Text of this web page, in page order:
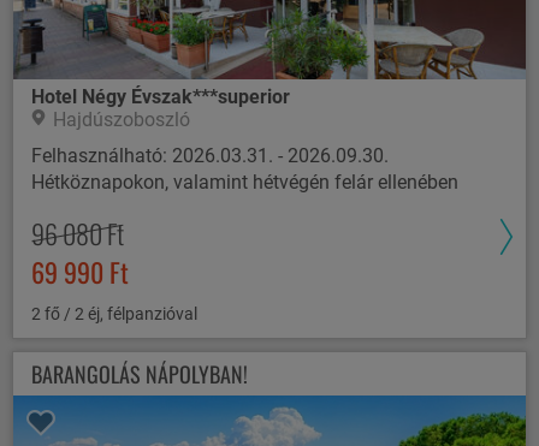
Hotel Négy Évszak***superior
Hajdúszoboszló
Felhasználható: 2026.03.31. - 2026.09.30.
Hétköznapokon, valamint hétvégén felár ellenében
96 080 Ft
69 990 Ft
2 fő / 2 éj, félpanzióval
BARANGOLÁS NÁPOLYBAN!